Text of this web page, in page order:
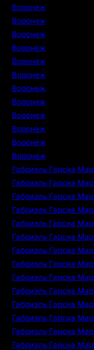
Воронеж
Воронеж
Воронеж
Воронеж
Воронеж
Воронеж
Воронеж
Воронеж
Воронеж
Воронеж
Воронеж
Воронеж
Габриэль Гарсиа
Габриэль Гарсиа
Габриэль Гарсиа
Габриэль Гарсиа
Габриэль Гарсиа
Габриэль Гарсиа
Габриэль Гарсиа
Габриэль Гарсиа
Габриэль Гарсиа
Габриэль Гарсиа
Габриэль Гарсиа
Габриэль Гарсиа
Габриэль Гарсиа
Габриэль Гарсиа